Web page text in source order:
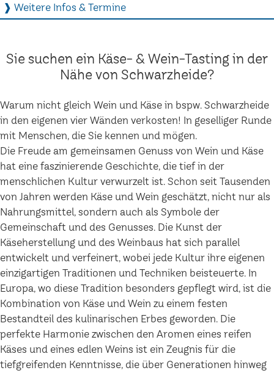
❱ Weitere Infos & Termine
Sie suchen ein Käse- & Wein-Tasting in der
Nähe von Schwarzheide?
Warum nicht gleich Wein und Käse in bspw. Schwarzheide
in den eigenen vier Wänden verkosten! In geselliger Runde
mit Menschen, die Sie kennen und mögen.
Die Freude am gemeinsamen Genuss von Wein und Käse
hat eine faszinierende Geschichte, die tief in der
menschlichen Kultur verwurzelt ist. Schon seit Tausenden
von Jahren werden Käse und Wein geschätzt, nicht nur als
Nahrungsmittel, sondern auch als Symbole der
Gemeinschaft und des Genusses. Die Kunst der
Käseherstellung und des Weinbaus hat sich parallel
entwickelt und verfeinert, wobei jede Kultur ihre eigenen
einzigartigen Traditionen und Techniken beisteuerte. In
Europa, wo diese Tradition besonders gepflegt wird, ist die
Kombination von Käse und Wein zu einem festen
Bestandteil des kulinarischen Erbes geworden. Die
perfekte Harmonie zwischen den Aromen eines reifen
Käses und eines edlen Weins ist ein Zeugnis für die
tiefgreifenden Kenntnisse, die über Generationen hinweg